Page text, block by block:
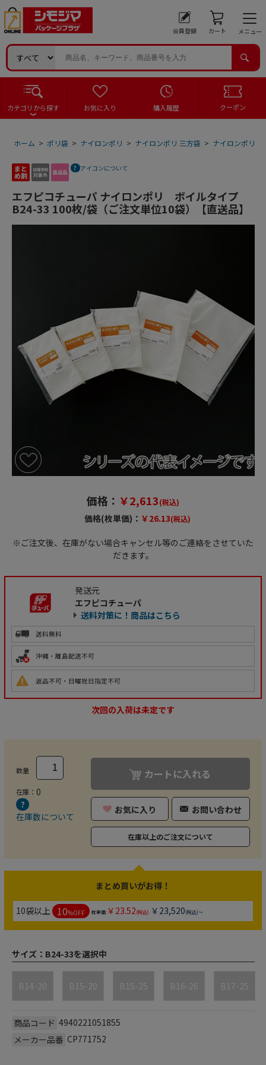
会員登録 カート メニュー
カテゴリから探す お気に入り 購入履歴 クーポン
ホーム > ポリ袋 > ナイロンポリ > ナイロンポリ 三方袋 > ナイロンポリ
アイコンについて
エフピコチューパ ナイロンポリ ボイルタイプ
B24-33 100枚/袋（ご注文単位10袋）【直送品】
価格： ￥2,613(税込)
価格(枚単価)： ￥26.13(税込)
※ご注文後、在庫がない場合キャンセル等のご連絡をさせていた
だきます。
発送元
エフピコチューパ
送料対策に！商品はこちら
送料無料
沖縄・離島配送不可
返品不可・日曜祝日指定不可
次回の入荷は未定です
数量
在庫： 0
在庫数について
カートに入れる
お気に入り お問い合わせ
在庫以上のご注文について
まとめ買いがお得！
10袋以上 10%OFF 枚単価:￥23.52(税込) ￥23,520(税込)～
サイズ： B24-33を選択中
B14-20 B15-20 B15-25 B16-26 B17-25
商品コード 4940221051855
メーカー品番 CP771752